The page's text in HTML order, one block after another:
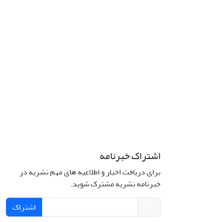
اشتراک خبرنامه
برای دریافت اخبار و اطلاعیه های مهم نشریه در
خبرنامه نشریه مشترک شوید.
اشتراک